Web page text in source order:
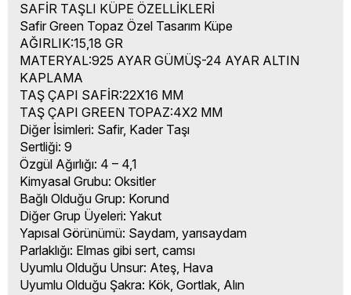
SAFİR TAŞLI KÜPE ÖZELLİKLERİ
Safir Green Topaz Özel Tasarım Küpe
AĞIRLIK:15,18 GR
MATERYAL:925 AYAR GÜMÜŞ-24 AYAR ALTIN
KAPLAMA
TAŞ ÇAPI SAFİR:22X16 MM
TAŞ ÇAPI GREEN TOPAZ:4X2 MM
Diğer İsimleri: Safir, Kader Taşı
Sertliği: 9
Özgül Ağırlığı: 4 – 4,1
Kimyasal Grubu: Oksitler
Bağlı Olduğu Grup: Korund
Diğer Grup Üyeleri: Yakut
Yapısal Görünümü: Saydam, yarısaydam
Parlaklığı: Elmas gibi sert, camsı
Uyumlu Olduğu Unsur: Ateş, Hava
Uyumlu Olduğu Şakra: Kök, Gortlak, Alın